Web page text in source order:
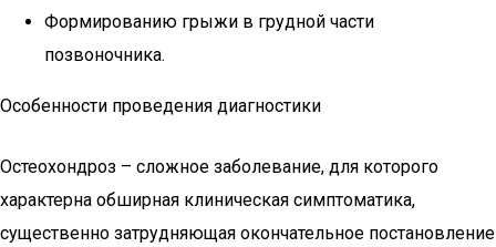
Формированию грыжи в грудной части
позвоночника.
Особенности проведения диагностики
Остеохондроз – сложное заболевание, для которого
характерна обширная клиническая симптоматика,
существенно затрудняющая окончательное постановление